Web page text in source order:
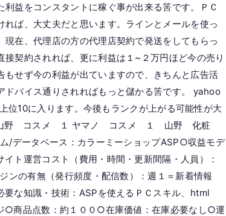
利益をコンスタントに稼ぐ事が出来る筈です。ＰＣ
れば、大丈夫だと思います。ラインとメールを使っ
在、代理店の方の代理店契約で発送をしてもらっ
契約されれば、更に利益は１~２万円ほど今の売り
せず今の利益が出ていますので、きちんと広告活
ドバイス通りされればもっと儲かる筈です。 yahoo
位10に入ります。今後もランクが上がる可能性が大
山野 コスメ １ ヤマノ コスメ １ 山野 化粧
ータベース：カラーミーショップASP○収益モデ
ト運営コスト（費用・時間・更新間隔・人員）：
ンの有無（発行頻度・配信数）：週１＝新着情報
な知識・技術：ASPを使えるＰＣスキル、html
○商品点数：約１００○在庫価値：在庫必要なし○運